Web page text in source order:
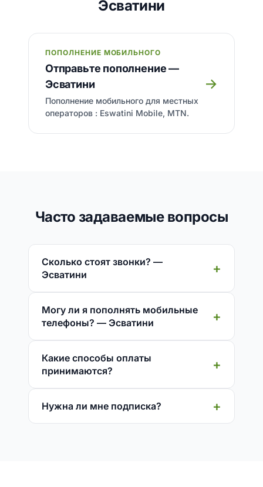
Эсватини
ПОПОЛНЕНИЕ МОБИЛЬНОГО
Отправьте пополнение —
Эсватини
Пополнение мобильного для местных
операторов : Eswatini Mobile, MTN.
→
Часто задаваемые вопросы
Сколько стоят звонки? —
Эсватини
Могу ли я пополнять мобильные
телефоны? — Эсватини
Какие способы оплаты
принимаются?
Нужна ли мне подписка?